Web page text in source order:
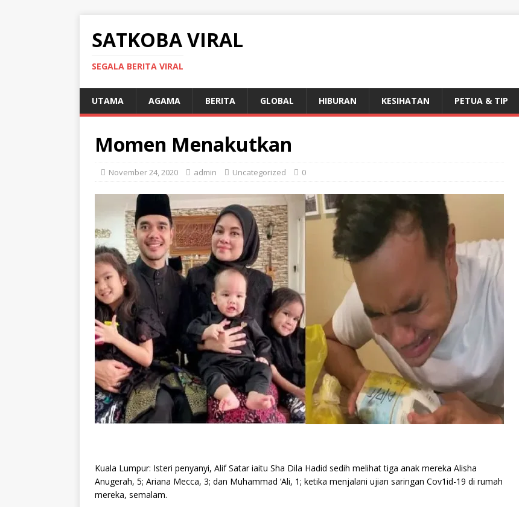
SATKOBA VIRAL
SEGALA BERITA VIRAL
UTAMA AGAMA BERITA GLOBAL HIBURAN KESIHATAN PETUA & TIP
Momen Menakutkan
November 24, 2020 admin Uncategorized 0
Kuala Lumpur: Isteri penyanyi, Alif Satar iaitu Sha Dila Hadid sedih melihat tiga anak mereka Alisha
Anugerah, 5; Ariana Mecca, 3; dan Muhammad ‘Ali, 1; ketika menjalani ujian saringan Cov1id-19 di rumah
mereka, semalam.